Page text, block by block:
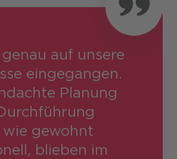
auf unsere
eingegangen.
Planung
gewohnt
blieben im